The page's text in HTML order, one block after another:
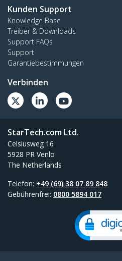
Kunden Support
Knowledge Base
Treiber & Downloads
Support FAQs
Support
Garantiebestimmungen
Verbinden
StarTech.com Ltd.
Celsiusweg 16
5928 PR Venlo
The Netherlands
Telefon: +49 (69) 38 07 89 848
Gebührenfrei: 0800 5894 017